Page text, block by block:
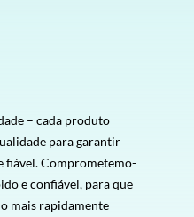
– cada produto
para garantir
fiável. Comprometemo-
e confiável, para que
mais rapidamente